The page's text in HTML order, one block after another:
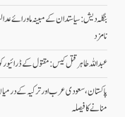
نامزد
عبداللہ طاہر قتل کیس: مقتول کے ڈرائیور
پاکستان، سعودی عرب اور ترکیہ کے
منانے کا فیصلہ